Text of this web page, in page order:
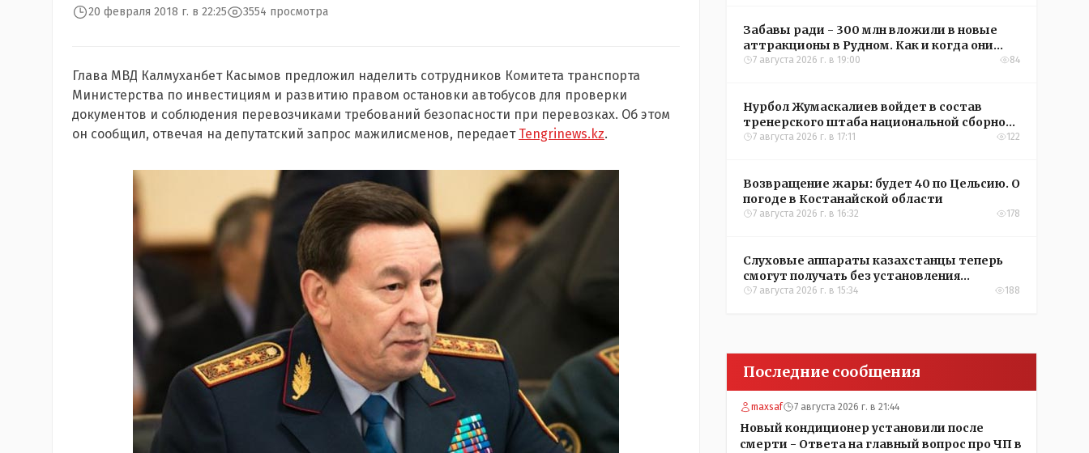
20 февраля 2018 г. в 22:25 3554 просмотра
Глава МВД Калмуханбет Касымов предложил наделить сотрудников Комитета транспорта
Министерства по инвестициям и развитию правом остановки автобусов для проверки
документов и соблюдения перевозчиками требований безопасности при перевозках. Об этом
он сообщил, отвечая на депутатский запрос мажилисменов, передает Tengrinews.kz.
Забавы ради - 300 млн вложили в новые
аттракционы в Рудном. Как и когда они
окупятся?
7 августа 2026 г. в 19:00 84
Нурбол Жумаскалиев войдет в состав
тренерского штаба национальной сборной
Казахстана по футболу
7 августа 2026 г. в 17:11 122
Возвращение жары: будет 40 по Цельсию. О
погоде в Костанайской области
7 августа 2026 г. в 16:32 178
Слуховые аппараты казахстанцы теперь
смогут получать без установления
инвалидности
7 августа 2026 г. в 15:34 188
Последние сообщения
maxsaf 7 августа 2026 г. в 21:44
Новый кондиционер установили после
смерти - Ответа на главный вопрос про ЧП в